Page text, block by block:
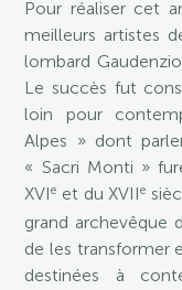
Pour réaliser cet
meilleurs artistes
lombard
Le succès fut
loin pour
Alpes » dont
« Sacri Monti »
XVIe et du XVIIe
grand archevêque
de les transformer
destinées à